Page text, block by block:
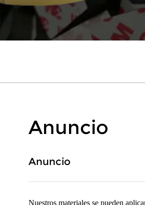
Anuncio
Anuncio
Nuestros materiales se pueden